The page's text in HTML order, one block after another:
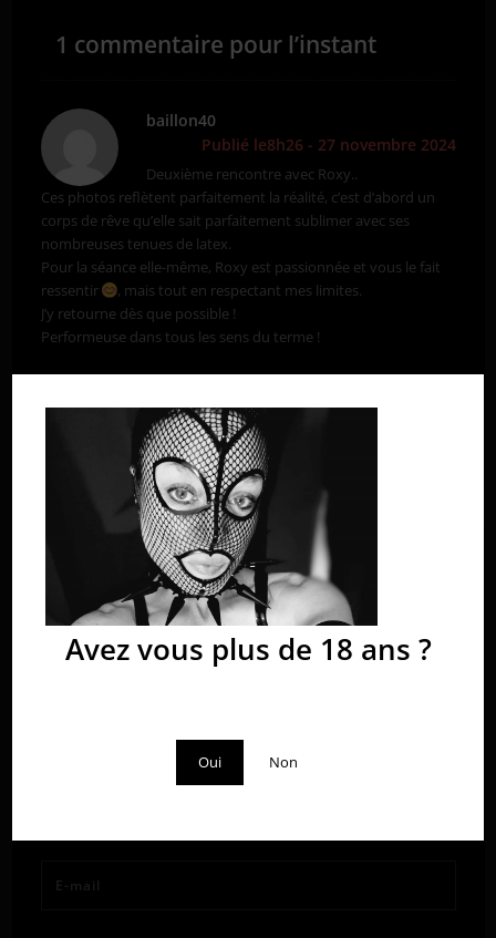
Avez vous plus de 18 ans ?
Oui Non
1 commentaire pour l’instant
baillon40
Publié le8h26 - 27 novembre 2024
Deuxième rencontre avec Roxy..
Ces photos reflètent parfaitement la réalité, c’est d’abord un
corps de rêve qu’elle sait parfaitement sublimer avec ses
nombreuses tenues de latex.
Pour la séance elle-même, Roxy est passionnée et vous le fait
ressentir
, mais tout en respectant mes limites.
J’y retourne dès que possible !
Performeuse dans tous les sens du terme !
Laisser un commentaire